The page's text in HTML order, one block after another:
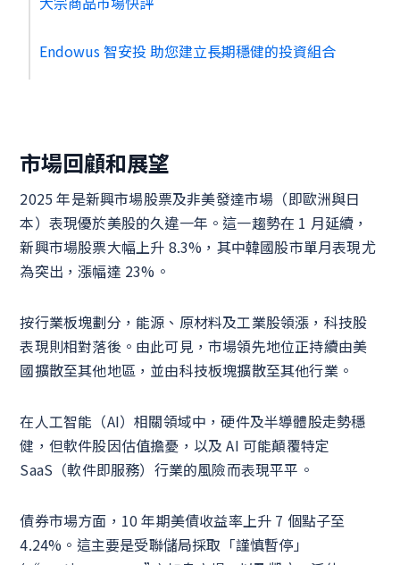
市場回顧和展望
2025 年是新興市場股票及非美發達市場（即歐洲與日
本）表現優於美股的久違一年。這一趨勢在 1 月延續，
新興市場股票大幅上升 8.3%，其中韓國股市單月表現尤
為突出，漲幅達 23%。
按行業板塊劃分，能源、原材料及工業股領漲，科技股
表現則相對落後。由此可見，市場領先地位正持續由美
國擴散至其他地區，並由科技板塊擴散至其他行業。
在人工智能（AI）相關領域中，硬件及半導體股走勢穩
健，但軟件股因估值擔憂，以及 AI 可能顛覆特定
SaaS（軟件即服務）行業的風險而表現平平。
債券市場方面，10 年期美債收益率上升 7 個點子至
4.24%。這主要是受聯儲局採取「謹慎暫停」
Endowus 智安投 助您建立長期穩健的投資組合